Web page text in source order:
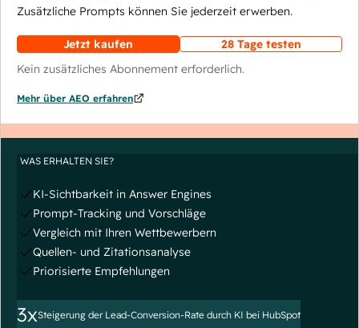
Zusätzliche Prompts können Sie jederzeit erwerben.
Jetzt kaufen
28 Tage testen
Kein zusätzliches Abonnement erforderlich.
Mehr über AEO erfahren
WAS ERHALTEN SIE?
KI-Sichtbarkeit in Answer Engines
Prompt-Tracking und Vorschläge
Vergleich mit Ihren Wettbewerbern
Quellen- und Zitationsanalyse
Priorisierte Empfehlungen
3xSteigerung der Lead-Conversion-Rate durch KI bei HubSpot